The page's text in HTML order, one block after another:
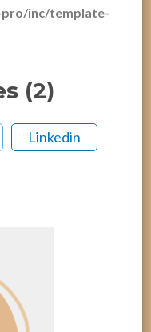
inc/template-
(2)
Linkedin